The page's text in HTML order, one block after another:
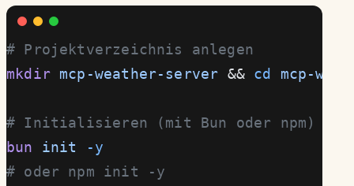
# Projektverzeichnis anlegen
mkdir mcp-weather-server && cd mcp-
# Initialisieren (mit Bun oder npm)
bun init
-y
# oder npm init -y